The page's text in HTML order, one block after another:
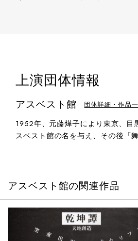
上演団体情報
アスベスト館 団体詳細・作品
1952年、元藤燁子により東京、
スベスト館の名を与え、その後「
アスベスト館の関連作品